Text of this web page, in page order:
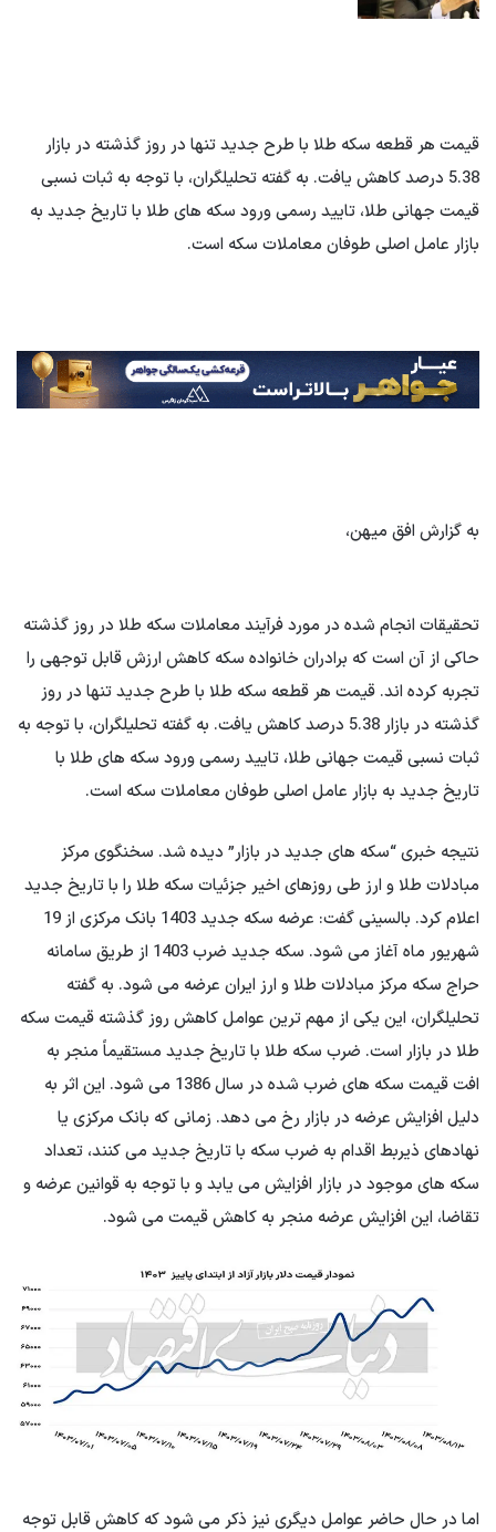
قیمت هر قطعه سکه طلا با طرح جدید تنها در روز گذشته در بازار
5.38 درصد کاهش یافت. به گفته تحلیلگران، با توجه به ثبات نسبی
قیمت جهانی طلا، تایید رسمی ورود سکه های طلا با تاریخ جدید به
بازار عامل اصلی طوفان معاملات سکه است.
به گزارش افق میهن،
تحقیقات انجام شده در مورد فرآیند معاملات سکه طلا در روز گذشته
حاکی از آن است که برادران خانواده سکه کاهش ارزش قابل توجهی را
تجربه کرده اند. قیمت هر قطعه سکه طلا با طرح جدید تنها در روز
گذشته در بازار 5.38 درصد کاهش یافت. به گفته تحلیلگران، با توجه به
ثبات نسبی قیمت جهانی طلا، تایید رسمی ورود سکه های طلا با
تاریخ جدید به بازار عامل اصلی طوفان معاملات سکه است.
نتیجه خبری “سکه های جدید در بازار” دیده شد. سخنگوی مرکز
مبادلات طلا و ارز طی روزهای اخیر جزئیات سکه طلا را با تاریخ جدید
اعلام کرد. بالسینی گفت: عرضه سکه جدید 1403 بانک مرکزی از 19
شهریور ماه آغاز می شود. سکه جدید ضرب 1403 از طریق سامانه
حراج سکه مرکز مبادلات طلا و ارز ایران عرضه می شود. به گفته
تحلیلگران، این یکی از مهم ترین عوامل کاهش روز گذشته قیمت سکه
طلا در بازار است. ضرب سکه طلا با تاریخ جدید مستقیماً منجر به
افت قیمت سکه های ضرب شده در سال 1386 می شود. این اثر به
دلیل افزایش عرضه در بازار رخ می دهد. زمانی که بانک مرکزی یا
نهادهای ذیربط اقدام به ضرب سکه با تاریخ جدید می کنند، تعداد
سکه های موجود در بازار افزایش می یابد و با توجه به قوانین عرضه و
تقاضا، این افزایش عرضه منجر به کاهش قیمت می شود.
اما در حال حاضر عوامل دیگری نیز ذکر می شود که کاهش قابل توجه